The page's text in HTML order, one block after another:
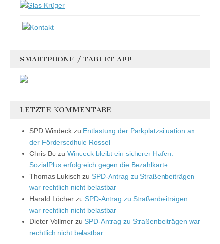
SMARTPHONE / TABLET APP
LETZTE KOMMENTARE
SPD Windeck zu Entlastung der Parkplatzsituation an
der Förderscdhule Rossel
Chris Bo zu Windeck bleibt ein sicherer Hafen:
SozialPlus erfolgreich gegen die Bezahlkarte
Thomas Lukisch zu SPD-Antrag zu Straßenbeiträgen
war rechtlich nicht belastbar
Harald Löcher zu SPD-Antrag zu Straßenbeiträgen
war rechtlich nicht belastbar
Dieter Vollmer zu SPD-Antrag zu Straßenbeiträgen war
rechtlich nicht belastbar